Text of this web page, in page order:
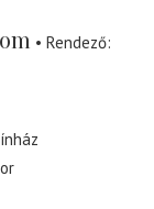
Rendező